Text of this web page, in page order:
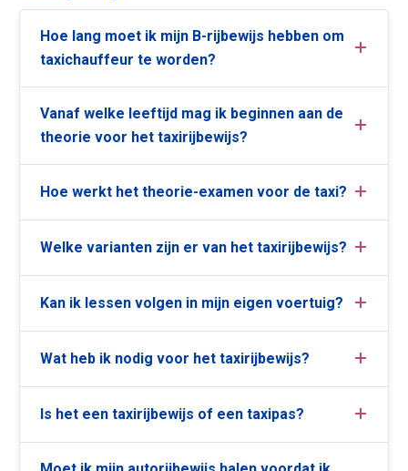
Hoe lang moet ik mijn B-rijbewijs hebben om
taxichauffeur te worden?
Vanaf welke leeftijd mag ik beginnen aan de
theorie voor het taxirijbewijs?
Hoe werkt het theorie-examen voor de taxi?
Welke varianten zijn er van het taxirijbewijs?
Kan ik lessen volgen in mijn eigen voertuig?
Wat heb ik nodig voor het taxirijbewijs?
Is het een taxirijbewijs of een taxipas?